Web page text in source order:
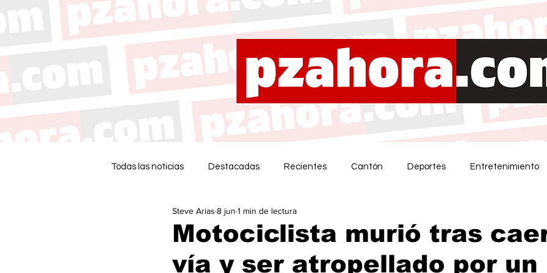
Todas las noticias Destacadas Recientes Cantón Deportes Entretenimiento
Motociclista murió tras
vía y ser atropellado por un
Steve Arias 8 jun 1 min de lectura